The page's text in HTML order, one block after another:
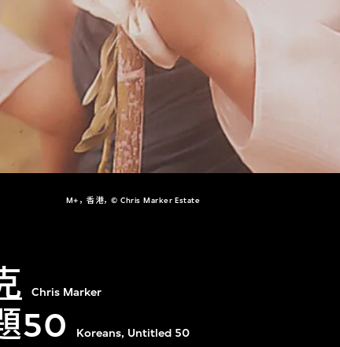
M+，香港，© Chris Marker Estate
Chris Marker
50 Koreans, Untitled 50